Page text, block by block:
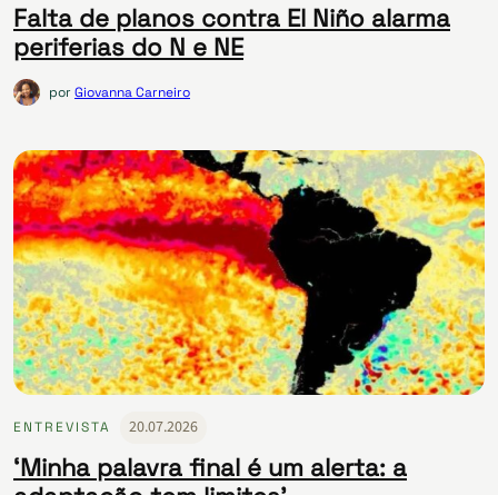
Falta de planos contra El Niño alarma
periferias do N e NE
porGiovanna Carneiro
ENTREVISTA 20.07.2026
‘Minha palavra final é um alerta: a